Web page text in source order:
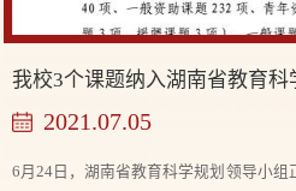
2021.07.05
6月24日，湖南省教育科学规划领导小组